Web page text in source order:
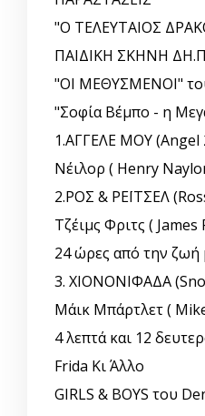
"Ο ΤΕΛΕΥΤΑΙΟΣ
ΠΑΙΔΙΚΗ ΣΚΗΝΗ
"ΟΙ ΜΕΘΥΣΜΕΝΟΙ"
"Σοφία Βέμπο - η
1.ΑΓΓΕΛΕ ΜΟΥ (Angel
Νέιλορ ( Henry
2.ΡΟΣ & ΡΕΪΤΣΕΛ
Τζέιμς Φριτς ( James
24 ώρες από την ζωή
3. ΧΙΟΝΟΝΙΦΑΔΑ
Μάικ Μπάρτλετ (
4 λεπτά και 12
Frida Κι Άλλο
GIRLS & BOYS του